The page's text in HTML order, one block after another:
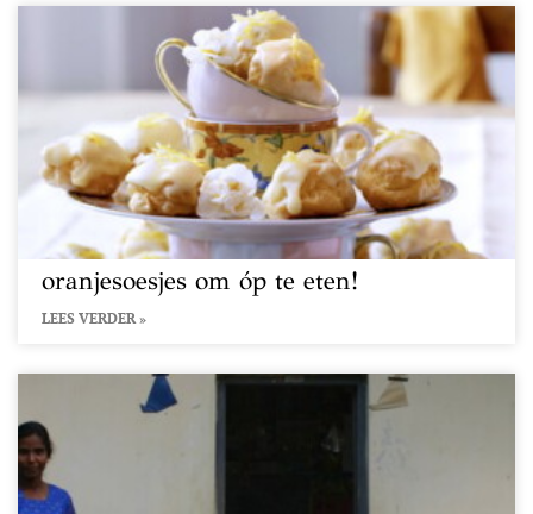
oranjesoesjes om óp te eten!
LEES VERDER »